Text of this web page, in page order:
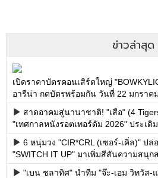
ข่าวล่าสุด
เปิดราคาบัตรคอนเสิร์ตใหญ่
อารีน่า กดบัตรพร้อมกัน วันที่ 22 มกราค
สาดอาคมสู่นานาชาติ! "เสือ" (4
"เทศกาลหนังรอตเทอร์ดัม 2026" ประเดิ
6 หนุ่มวง "CIR*CRL (เซอร์-เคิ่ล)" ปล่
"SWITCH IT UP" มาเพิ่มสีสันความสนุก
"เบน ชลาทิศ" นำทีม "จ๊ะ-เอม วิทวัส-